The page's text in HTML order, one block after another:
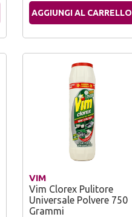
AGGIUNGI AL CARRELLO
VIM
Vim Clorex Pulitore
Universale Polvere 750
Grammi